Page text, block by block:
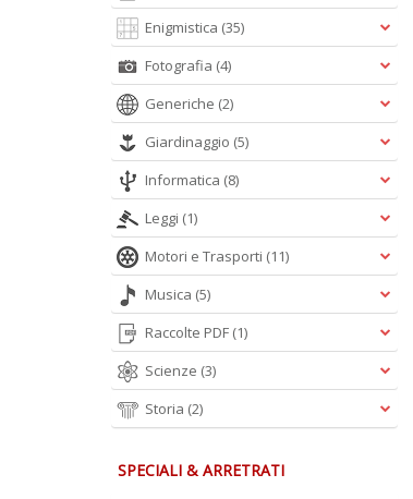
Enigmistica (35)
Fotografia (4)
Generiche (2)
Giardinaggio (5)
Informatica (8)
Leggi (1)
Motori e Trasporti (11)
Musica (5)
Raccolte PDF (1)
Scienze (3)
Storia (2)
SPECIALI & ARRETRATI